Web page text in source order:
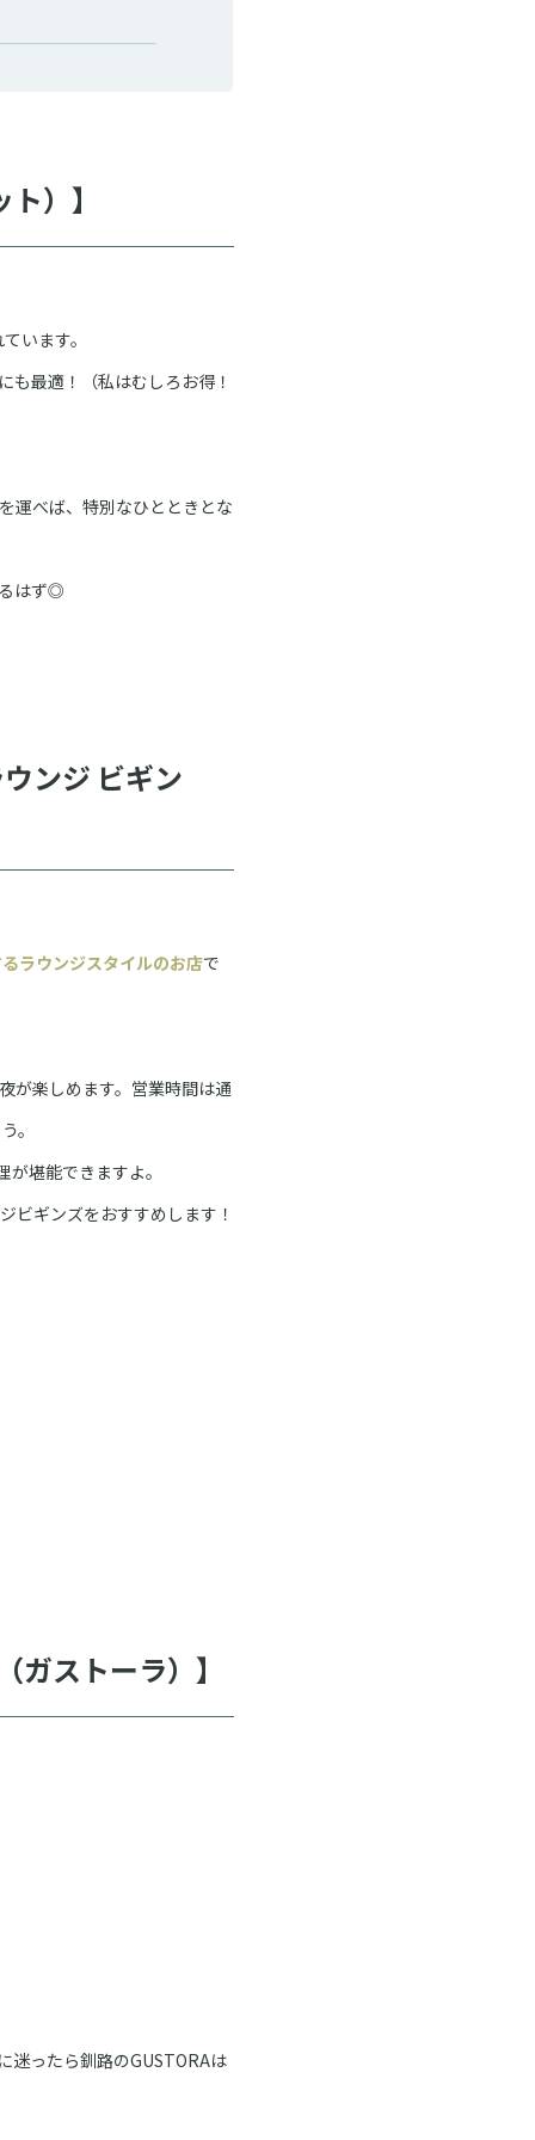
）】
います。
も最適！（私はむしろお得！
運べば、特別なひとときとな
はず◎
ンジ ビギン
ラウンジスタイルのお店で
が楽しめます。営業時間は通
。
堪能できますよ。
ビギンズをおすすめします！
ストーラ）】
迷ったら釧路のGUSTORAは